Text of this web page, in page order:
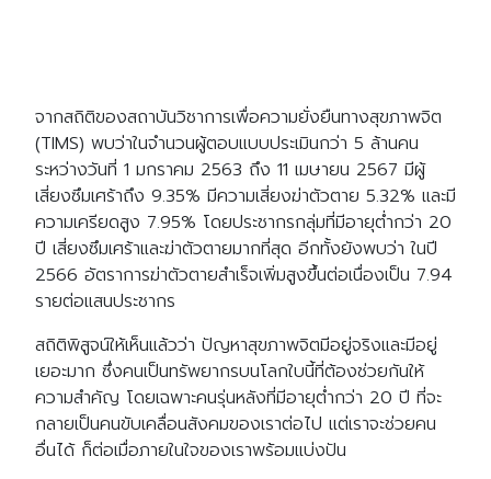
จากสถิติของสถาบันวิชาการเพื่อความยั่งยืนทางสุขภาพจิต
(TIMS) พบว่าในจำนวนผู้ตอบแบบประเมินกว่า 5 ล้านคน
ระหว่างวันที่ 1 มกราคม 2563 ถึง 11 เมษายน 2567 มีผู้
เสี่ยงซึมเศร้าถึง 9.35% มีความเสี่ยงฆ่าตัวตาย 5.32% และมี
ความเครียดสูง 7.95% โดยประชากรกลุ่มที่มีอายุต่ำกว่า 20
ปี เสี่ยงซึมเศร้าและฆ่าตัวตายมากที่สุด อีกทั้งยังพบว่า ในปี
2566 อัตราการฆ่าตัวตายสำเร็จเพิ่มสูงขึ้นต่อเนื่องเป็น 7.94
รายต่อแสนประชากร
สถิติพิสูจน์ให้เห็นแล้วว่า ปัญหาสุขภาพจิตมีอยู่จริงและมีอยู่
เยอะมาก ซึ่งคนเป็นทรัพยากรบนโลกใบนี้ที่ต้องช่วยกันให้
ความสำคัญ โดยเฉพาะคนรุ่นหลังที่มีอายุต่ำกว่า 20 ปี ที่จะ
กลายเป็นคนขับเคลื่อนสังคมของเราต่อไป แต่เราจะช่วยคน
อื่นได้ ก็ต่อเมื่อภายในใจของเราพร้อมแบ่งปัน